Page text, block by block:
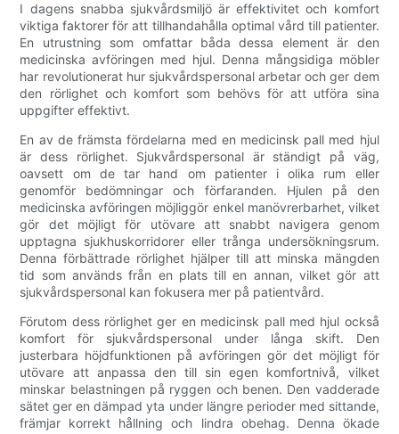
I dagens snabba sjukvårdsmiljö är effektivitet och komfort
viktiga faktorer för att tillhandahålla optimal vård till patienter.
En utrustning som omfattar båda dessa element är den
medicinska avföringen med hjul. Denna mångsidiga möbler
har revolutionerat hur sjukvårdspersonal arbetar och ger dem
den rörlighet och komfort som behövs för att utföra sina
uppgifter effektivt.
En av de främsta fördelarna med en medicinsk pall med hjul
är dess rörlighet. Sjukvårdspersonal är ständigt på väg,
oavsett om de tar hand om patienter i olika rum eller
genomför bedömningar och förfaranden. Hjulen på den
medicinska avföringen möjliggör enkel manövrerbarhet, vilket
gör det möjligt för utövare att snabbt navigera genom
upptagna sjukhuskorridorer eller trånga undersökningsrum.
Denna förbättrade rörlighet hjälper till att minska mängden
tid som används från en plats till en annan, vilket gör att
sjukvårdspersonal kan fokusera mer på patientvård.
Förutom dess rörlighet ger en medicinsk pall med hjul också
komfort för sjukvårdspersonal under långa skift. Den
justerbara höjdfunktionen på avföringen gör det möjligt för
utövare att anpassa den till sin egen komfortnivå, vilket
minskar belastningen på ryggen och benen. Den vadderade
sätet ger en dämpad yta under längre perioder med sittande,
främjar korrekt hållning och lindra obehag. Denna ökade